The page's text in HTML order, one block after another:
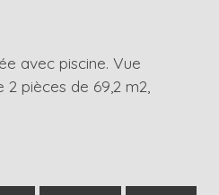
avec piscine. Vue
pièces de 69,2 m2,